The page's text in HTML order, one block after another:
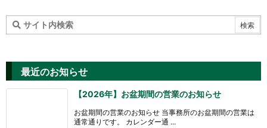
最近のお知らせ
【2026年】お盆期間の営業のお知らせ
お盆期間の営業のお知らせ 当事務所のお盆期間の営業は
通常通りです。 カレンダー通 ...